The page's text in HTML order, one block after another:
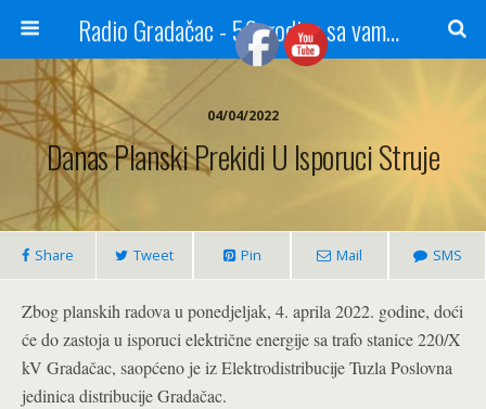
Radio Gradačac - 56 godina sa vama...
04/04/2022
Danas Planski Prekidi U Isporuci Struje
Share Tweet Pin Mail SMS
Zbog planskih radova u ponedjeljak, 4. aprila 2022. godine, doći
će do zastoja u isporuci električne energije sa trafo stanice 220/X
kV Gradačac, saopćeno je iz Elektrodistribucije Tuzla Poslovna
jedinica distribucije Gradačac.